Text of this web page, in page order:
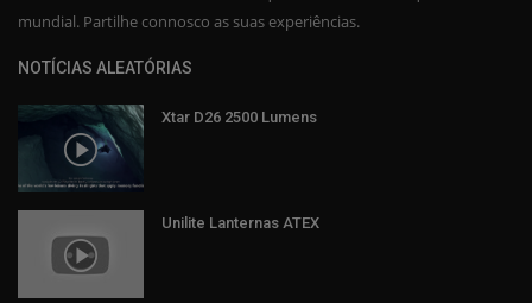
mundial. Partilhe connosco as suas experiências.
NOTÍCIAS ALEATÓRIAS
Xtar D26 2500 Lumens
Unilite Lanternas ATEX